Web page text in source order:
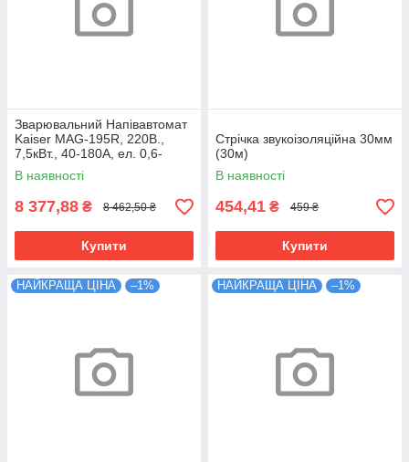
Зварювальний Напівавтомат
Kaiser MAG-195R, 220В.,
7,5кВт., 40-180А, ел. 0,6-
1,0мм.37кг
В наявності
8 377,88 ₴ 8 462,50 ₴
Купити
Стрічка звукоізоляційна 30мм
(30м)
В наявності
454,41 ₴ 459 ₴
Купити
НАЙКРАЩА ЦІНА –1% НАЙКРАЩА ЦІНА –1%